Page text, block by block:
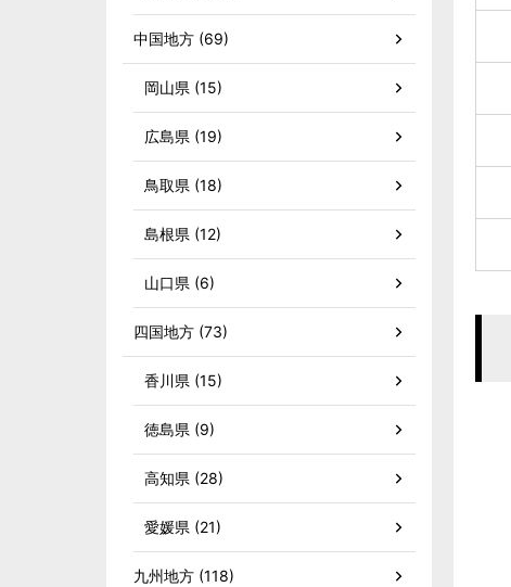
中国地方 (69)
岡山県 (15)
広島県 (19)
鳥取県 (18)
島根県 (12)
山口県 (6)
四国地方 (73)
香川県 (15)
徳島県 (9)
高知県 (28)
愛媛県 (21)
九州地方 (118)